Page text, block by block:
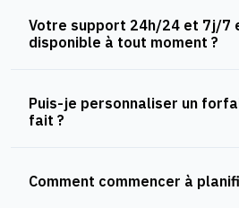
Votre support 24h/24 et 7j/7
disponible à tout moment ?
Puis-je personnaliser un
fait ?
Comment commencer à